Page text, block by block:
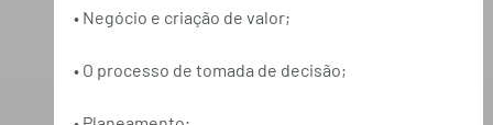
• Negócio e criação de valor;
• O processo de tomada de decisão;